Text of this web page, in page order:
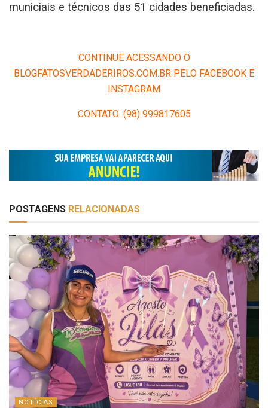
municiais e técnicos das 51 cidades beneficiadas.
CONTINUE ACESSANDO O
BLOGFATOSVERDADERIROS.COM.BR PELO FACEBOOK E
INSTAGRAM
CONTATO: (98) 999817605
POSTAGENS RELACIONADAS
NOTÍCIAS